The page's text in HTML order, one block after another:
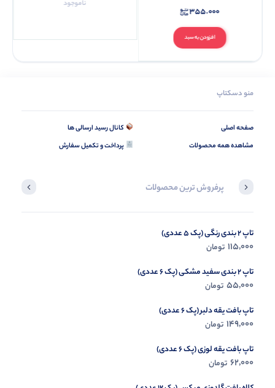
افزودن به سبد
355.000
ناموجود
منو دسکتاپ
صفحه اصلی
مشاهده همه محصولات
کانال رسید ارسالی ها
پرداخت و تکمیل سفارش
پرفروش ترین محصولات
تاپ 2 بندی رنگی (پک 5 عددی)
115,000 تومان
تاپ 2 بندی سفید مشکی (پک 6 عددی)
55,000 تومان
تاپ بافت یقه دلبر (پک 6 عددی)
149,000 تومان
تاپ بافت یقه لوزی (پک 6 عددی)
62,000 تومان
شلوار دامنی مراکشی (پک 4 عددی)
367,000 تومان